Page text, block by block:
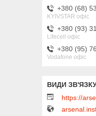
+380 (68)
KYIVSTAR офіс
+380 (93)
Lifecell офіс
+380 (95)
Vodafone офіс